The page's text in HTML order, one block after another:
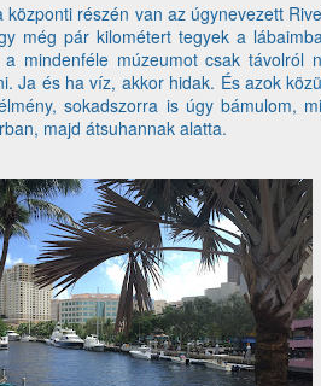
részén van az úgynevezett
még pár kilométert tegyek a
mindenféle múzeumot csak távolról
Ja és ha víz, akkor hidak. És azok
sokadszorra is úgy bámulom,
majd átsuhannak alatta.